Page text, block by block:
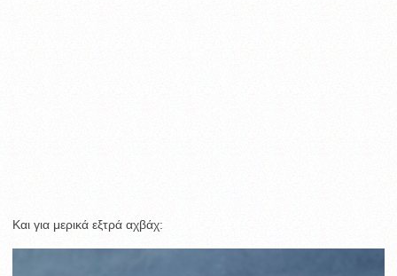
Kαι για μερικά εξτρά αχβάχ: